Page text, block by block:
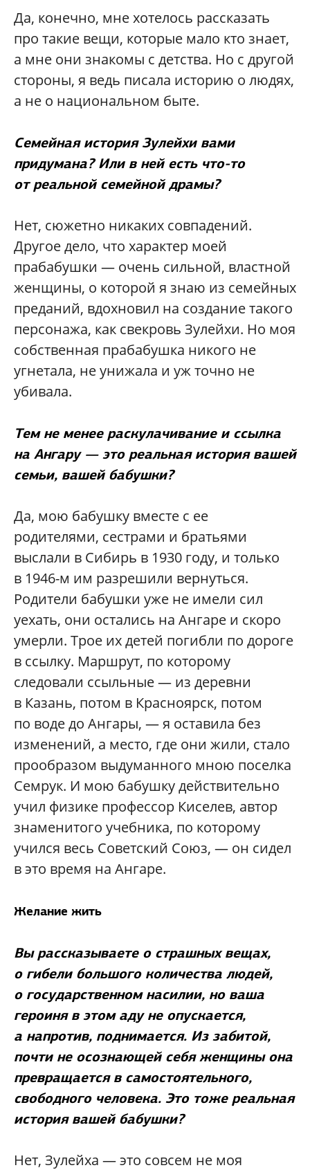
Да, конечно, мне хотелось рассказать
про такие вещи, которые мало кто знает,
а мне они знакомы с детства. Но с другой
стороны, я ведь писала историю о людях,
а не о национальном быте.
Семейная история Зулейхи вами
придумана? Или в ней есть что-то
от реальной семейной драмы?
Нет, сюжетно никаких совпадений.
Другое дело, что характер моей
прабабушки — очень сильной, властной
женщины, о которой я знаю из семейных
преданий, вдохновил на создание такого
персонажа, как свекровь Зулейхи. Но моя
собственная прабабушка никого не
угнетала, не унижала и уж точно не
убивала.
Тем не менее раскулачивание и ссылка
на Ангару — это реальная история вашей
семьи, вашей бабушки?
Да, мою бабушку вместе с ее
родителями, сестрами и братьями
выслали в Сибирь в 1930 году, и только
в 1946-м им разрешили вернуться.
Родители бабушки уже не имели сил
уехать, они остались на Ангаре и скоро
умерли. Трое их детей погибли по дороге
в ссылку. Маршрут, по которому
следовали ссыльные — из деревни
в Казань, потом в Красноярск, потом
по воде до Ангары, — я оставила без
изменений, а место, где они жили, стало
прообразом выдуманного мною поселка
Семрук. И мою бабушку действительно
учил физике профессор Киселев, автор
знаменитого учебника, по которому
учился весь Советский Союз, — он сидел
в это время на Ангаре.
Желание жить
Вы рассказываете о страшных вещах,
о гибели большого количества людей,
о государственном насилии, но ваша
героиня в этом аду не опускается,
а напротив, поднимается. Из забитой,
почти не осознающей себя женщины она
превращается в самостоятельного,
свободного человека. Это тоже реальная
история вашей бабушки?
Нет, Зулейха — это совсем не моя